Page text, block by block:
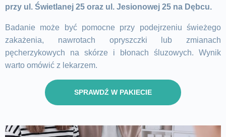
przy ul. Świetlanej 25 oraz ul. Jesionowej 25 na Dębcu.
Badanie może być pomocne przy podejrzeniu świeżego
zakażenia, nawrotach opryszczki lub zmianach
pęcherzykowych na skórze i błonach śluzowych. Wynik
warto omówić z lekarzem.
SPRAWDŹ W PAKIECIE